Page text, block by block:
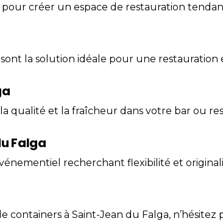
pour créer un espace de restauration
la solution idéale pour une restauration
qualité et la fraîcheur dans votre bar ou
Falga
recherchant flexibilité et
à Saint-Jean du Falga, n’hésitez